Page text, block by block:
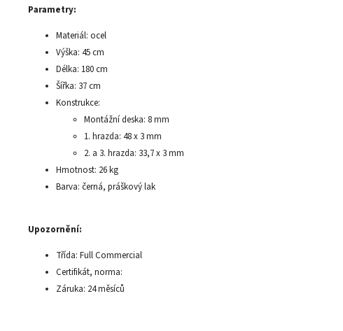
Parametry:
Materiál: ocel
Výška: 45 cm
Délka: 180 cm
Šířka: 37 cm
Konstrukce:
Montážní deska: 8 mm
1. hrazda: 48 x 3 mm
2. a 3. hrazda: 33,7 x 3 mm
Hmotnost: 26 kg
Barva: černá, práškový lak
Upozornění:
Třída: Full Commercial
Certifikát, norma:
Záruka: 24 měsíců